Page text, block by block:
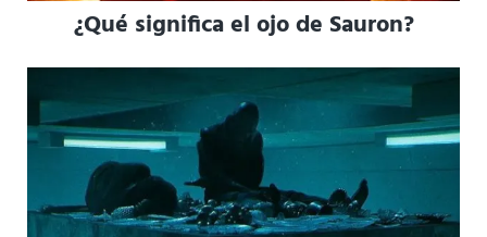
¿Qué significa el ojo de Sauron?